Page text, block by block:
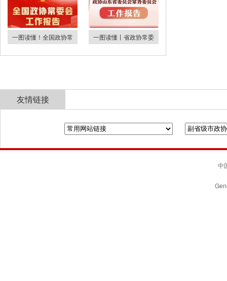
一图读懂！全国政协常 一图读懂丨省政协常委
友情链接
中